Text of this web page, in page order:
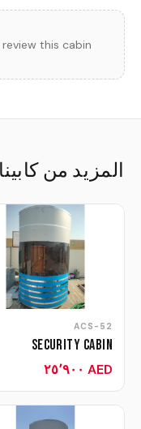
this cabin.
المزيد من
ACS-52
Security Cabin
AED ٢٥٬٩٠٠